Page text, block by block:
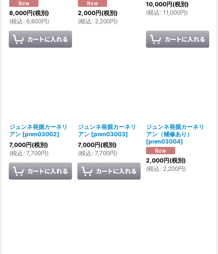
6,000円(税別)
(税込 : 6,600円)
2,000円(税別)
(税込 : 2,200円)
10,000円(税別)
(税込 : 11,000円)
ジュンネ発掘カーネリ
アン [pnm03002]
7,000円(税別)
(税込 : 7,700円)
ジュンネ発掘カーネリ
アン [pnm03003]
7,000円(税別)
(税込 : 7,700円)
ジュンネ発掘カーネリ
アン（補修あり）
[pnm03004]
2,000円(税別)
(税込 : 2,200円)